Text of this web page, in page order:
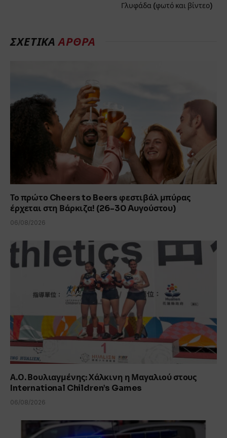
Γλυφάδα (φωτό και βίντεο)
ΣΧΕΤΙΚΑΑΡΘΡΑ
Το πρώτο Cheers to Beers φεστιβάλ μπύρας
έρχεται στη Βάρκιζα! (26-30 Aυγούστου)
06/08/2026
Α.Ο. Βουλιαγμένης: Χάλκινη η Μαγαλιού στους
International Children’s Games
06/08/2026